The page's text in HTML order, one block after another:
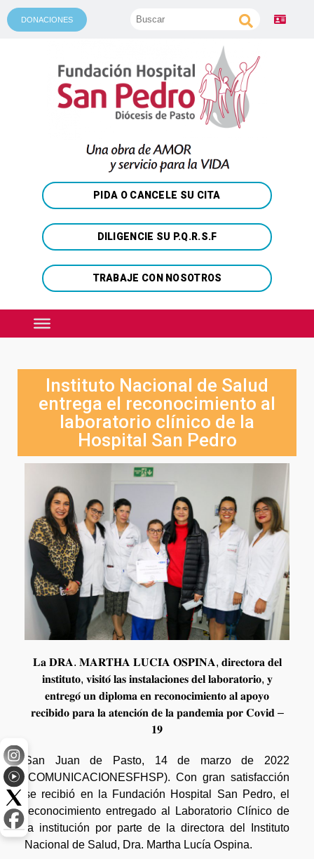
DONACIONES
PIDA O CANCELE SU CITA
DILIGENCIE SU P.Q.R.S.F
TRABAJE CON NOSOTROS
Instituto Nacional de Salud
entrega el reconocimiento al
laboratorio clínico de la
Hospital San Pedro
𝐋𝐚 𝐃𝐑𝐀. 𝐌𝐀𝐑𝐓𝐇𝐀 𝐋𝐔𝐂𝐈́𝐀 𝐎𝐒𝐏𝐈𝐍𝐀, 𝐝𝐢𝐫𝐞𝐜𝐭𝐨𝐫𝐚 𝐝𝐞𝐥
𝐢𝐧𝐬𝐭𝐢𝐭𝐮𝐭𝐨, 𝐯𝐢𝐬𝐢𝐭𝐨́ 𝐥𝐚𝐬 𝐢𝐧𝐬𝐭𝐚𝐥𝐚𝐜𝐢𝐨𝐧𝐞𝐬 𝐝𝐞𝐥 𝐥𝐚𝐛𝐨𝐫𝐚𝐭𝐨𝐫𝐢𝐨, 𝐲
𝐞𝐧𝐭𝐫𝐞𝐠𝐨́ 𝐮𝐧 𝐝𝐢𝐩𝐥𝐨𝐦𝐚 𝐞𝐧 𝐫𝐞𝐜𝐨𝐧𝐨𝐜𝐢𝐦𝐢𝐞𝐧𝐭𝐨 𝐚𝐥 𝐚𝐩𝐨𝐲𝐨
𝐫𝐞𝐜𝐢𝐛𝐢𝐝𝐨 𝐩𝐚𝐫𝐚 𝐥𝐚 𝐚𝐭𝐞𝐧𝐜𝐢𝐨́𝐧 𝐝𝐞 𝐥𝐚 𝐩𝐚𝐧𝐝𝐞𝐦𝐢𝐚 𝐩𝐨𝐫 𝐂𝐨𝐯𝐢𝐝 –
𝟏𝟗
San Juan de Pasto, 14 de marzo de 2022
(COMUNICACIONESFHSP). Con gran satisfacción
se recibió en la Fundación Hospital San Pedro, el
reconocimiento entregado al Laboratorio Clínico de
la institución por parte de la directora del Instituto
Nacional de Salud, Dra. Martha Lucía Ospina.